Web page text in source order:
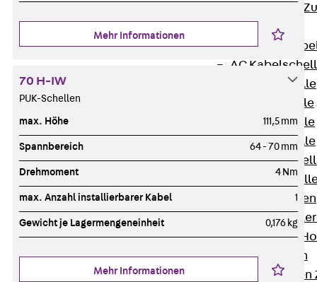
Bodenkanal-
Kabelschellen
Zurück
AC
H Kabelschelle
S Kabelschelle
B Kabelschelle
U Kabelschelle
RU
W
HK Kabelhaken
KH Kabelhalter
Hohlleiter-/
Kabelwannen
Kabelschellen
Mehr Informationen
70 H-IW
PUK-Schellen
max. Höhe 111,5 mm
Spannbereich 64 - 70 mm
Drehmoment 4 Nm
max. Anzahl installierbarer Kabel 1
Gewicht je Lagermengeneinheit 0,176 kg
Mehr Informationen